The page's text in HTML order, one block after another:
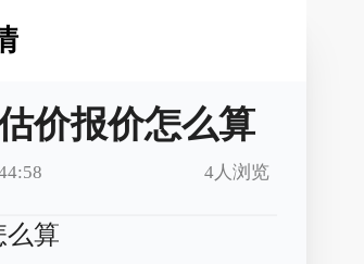
价报价怎么算
4人浏览
么算